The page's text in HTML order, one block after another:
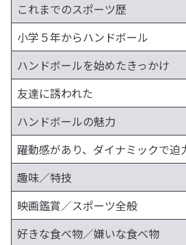
これまでのスポーツ歴
小学５年からハンドボール
ハンドボールを始めたきっかけ
友達に誘われた
ハンドボールの魅力
躍動感があり、ダイナミックで迫
趣味／特技
映画鑑賞／スポーツ全般
好きな食べ物／嫌いな食べ物